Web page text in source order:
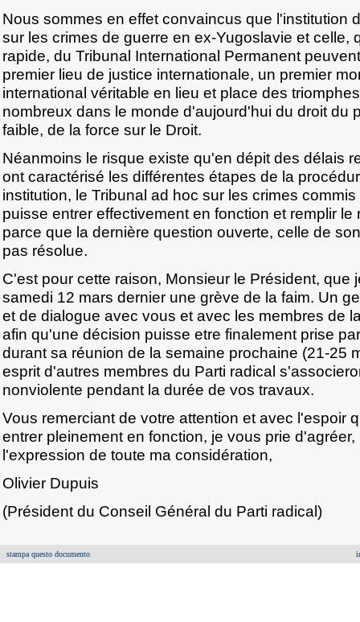
Nous sommes en effet convaincus que l'institution
sur les crimes de guerre en ex-Yugoslavie et celle,
rapide, du Tribunal International Permanent
premier lieu de justice internationale, un premier
international véritable en lieu et place des
nombreux dans le monde d'aujourd'hui du droit du
faible, de la force sur le Droit.
Néanmoins le risque existe qu'en dépit des délais
ont caractérisé les différentes étapes de la
institution, le Tribunal ad hoc sur les crimes
puisse entrer effectivement en fonction et remplir le
parce que la dernière question ouverte, celle de
pas résolue.
C'est pour cette raison, Monsieur le Président, que
samedi 12 mars dernier une grève de la faim. Un
et de dialogue avec vous et avec les membres de
afin qu'une décision puisse etre finalement prise
durant sa réunion de la semaine prochaine (21-25
esprit d'autres membres du Parti radical
nonviolente pendant la durée de vos travaux.
Vous remerciant de votre attention et avec l'espoir
entrer pleinement en fonction, je vous prie
l'expression de toute ma considération,
Olivier Dupuis
(Président du Conseil Général du Parti radical)
stampa questo documento